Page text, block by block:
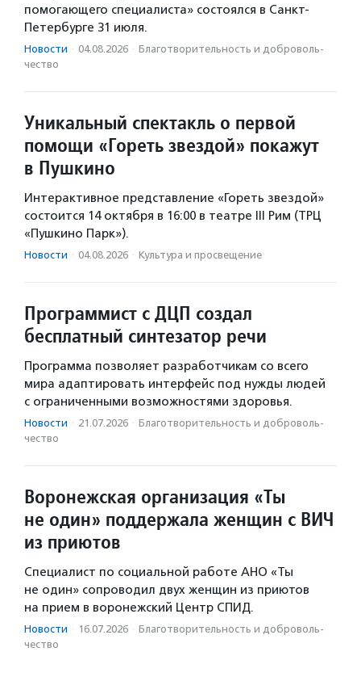
помогающего специалиста» состоялся в Санкт-
Петербурге 31 июля.
Новости · 04.08.2026 · Благотвори­тель­ность и доброволь­
чест­во
Уникальный спектакль о первой
помощи «Гореть звездой» покажут
в Пушкино
Интерактивное представление «Гореть звездой»
состоится 14 октября в 16:00 в театре III Рим (ТРЦ
«Пушкино Парк»).
Новости · 04.08.2026 · Культура и просвещение
Программист с ДЦП создал
бесплатный синтезатор речи
Программа позволяет разработчикам со всего
мира адаптировать интерфейс под нужды людей
с ограниченными возможностями здоровья.
Новости · 21.07.2026 · Благотвори­тель­ность и доброволь­
чест­во
Воронежская организация «Ты
не один» поддержала женщин с ВИЧ
из приютов
Специалист по социальной работе АНО «Ты
не один» сопроводил двух женщин из приютов
на прием в воронежский Центр СПИД.
Новости · 16.07.2026 · Благотвори­тель­ность и доброволь­
чест­во